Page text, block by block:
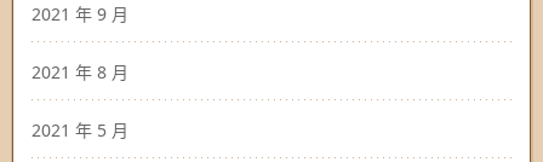
2021 年 9 月
2021 年 8 月
2021 年 5 月